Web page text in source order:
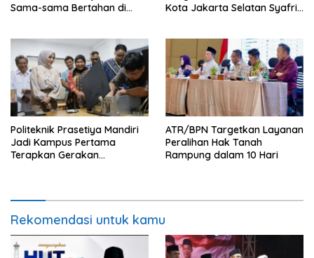
Sama-sama Bertahan di
Kota Jakarta Selatan Syafrin
Politeknik Prasetiya Mandiri
Jadi Kampus Pertama
Terapkan Gerakan
ATR/BPN Targetkan Layanan
Peralihan Hak Tanah
Rampung dalam 10 Hari
Rekomendasi untuk kamu